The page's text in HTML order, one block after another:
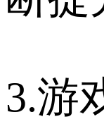
3.游